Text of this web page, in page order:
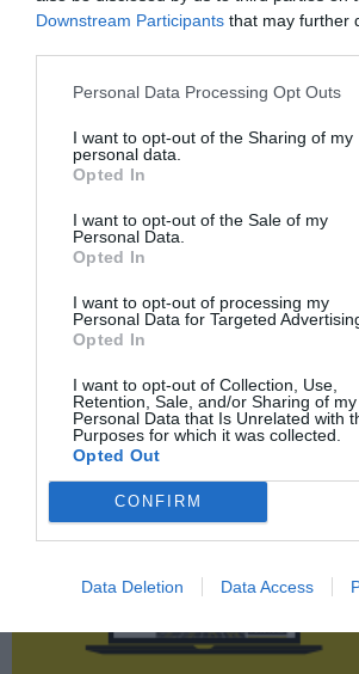
Downstream Participants that may further
Personal Data Processing Opt Outs
I want to opt-out of the Sharing of my
personal data.
Opted In
I want to opt-out of the Sale of my
Personal Data.
Opted In
I want to opt-out of processing my
Personal Data for Targeted
Opted In
I want to opt-out of Collection, Use,
Retention, Sale, and/or Sharing of my
Personal Data that Is Unrelated with
Purposes for which it was collected.
Opted Out
CONFIRM
Data Deletion Data Access
2P
Publicidad
2Playbook Club